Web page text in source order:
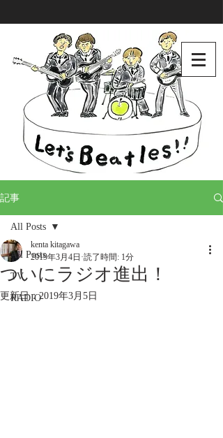
記事
All Posts
TV
RADIO
All Posts
ついにラジオ進出！
kenta kitagawa
2019年3月4日 読了時間: 1分
更新日：2019年3月5日